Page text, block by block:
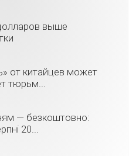
выше
от китайцев может
тюрьм...
— безкоштовно:
20...